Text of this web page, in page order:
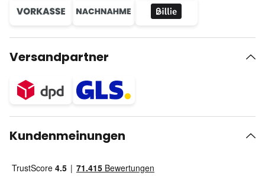
Versandpartner
Kundenmeinungen